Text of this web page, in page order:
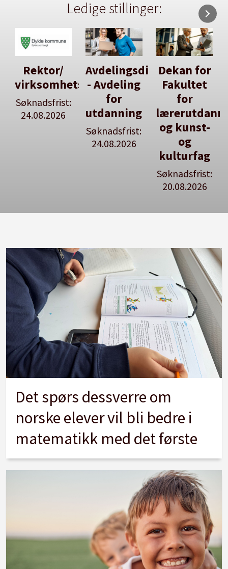
Ledige stillinger:
Rektor/
virksomhetsleiar
Søknadsfrist:
24.08.2026
Avdelingsdirektør
- Avdeling
for
utdanning
Søknadsfrist:
24.08.2026
Dekan for
Fakultet
for
og kunst-
og
kulturfag
Søknadsfrist:
20.08.2026
Det spørs dessverre om
norske elever vil bli bedre i
matematikk med det første